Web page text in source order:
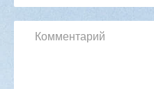
Станок проходного типа